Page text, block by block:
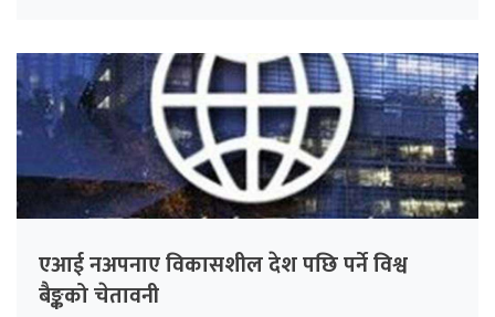
एआई नअपनाए विकासशील देश पछि पर्ने विश्व
बैङ्कको चेतावनी